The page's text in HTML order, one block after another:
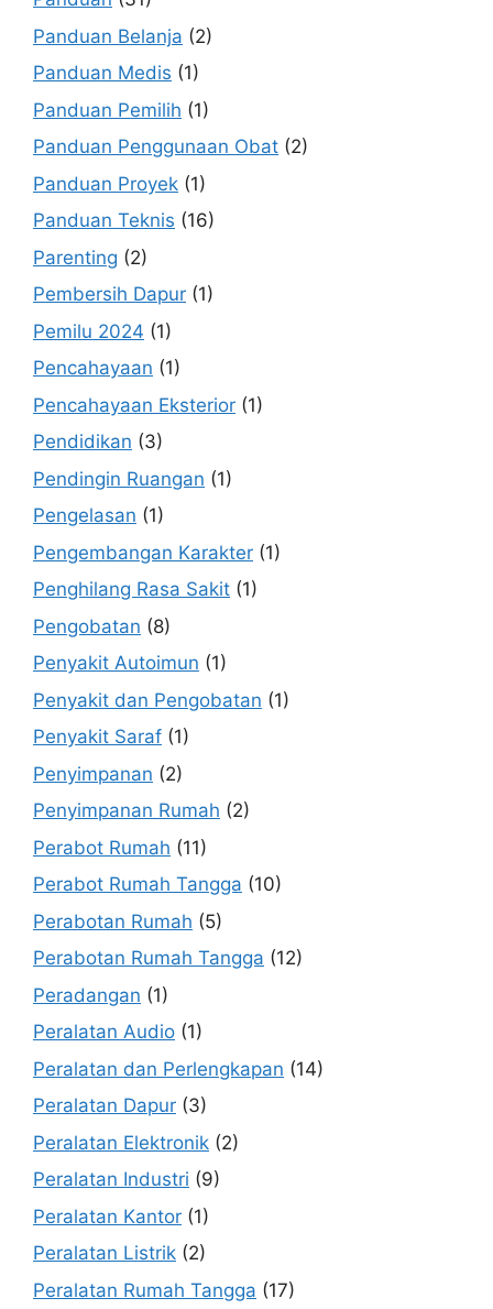
Panduan Belanja (2)
Panduan Medis (1)
Panduan Pemilih (1)
Panduan Penggunaan Obat (2)
Panduan Proyek (1)
Panduan Teknis (16)
Parenting (2)
Pembersih Dapur (1)
Pemilu 2024 (1)
Pencahayaan (1)
Pencahayaan Eksterior (1)
Pendidikan (3)
Pendingin Ruangan (1)
Pengelasan (1)
Pengembangan Karakter (1)
Penghilang Rasa Sakit (1)
Pengobatan (8)
Penyakit Autoimun (1)
Penyakit dan Pengobatan (1)
Penyakit Saraf (1)
Penyimpanan (2)
Penyimpanan Rumah (2)
Perabot Rumah (11)
Perabot Rumah Tangga (10)
Perabotan Rumah (5)
Perabotan Rumah Tangga (12)
Peradangan (1)
Peralatan Audio (1)
Peralatan dan Perlengkapan (14)
Peralatan Dapur (3)
Peralatan Elektronik (2)
Peralatan Industri (9)
Peralatan Kantor (1)
Peralatan Listrik (2)
Peralatan Rumah Tangga (17)